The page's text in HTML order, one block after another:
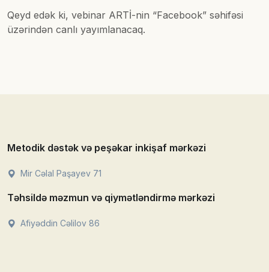
Qeyd edək ki, vebinar ARTİ-nin “Facebook” səhifəsi
üzərindən canlı yayımlanacaq.
Metodik dəstək və peşəkar inkişaf mərkəzi
Mir Cəlal Paşayev 71
Təhsildə məzmun və qiymətləndirmə mərkəzi
Afiyəddin Cəlilov 86